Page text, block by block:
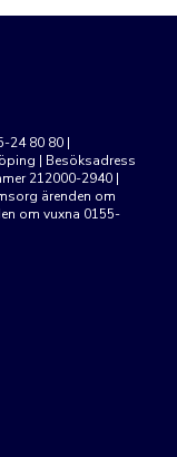
24 80 80 |
| Besöksadress
212000-2940 |
ärenden om
om vuxna 0155-